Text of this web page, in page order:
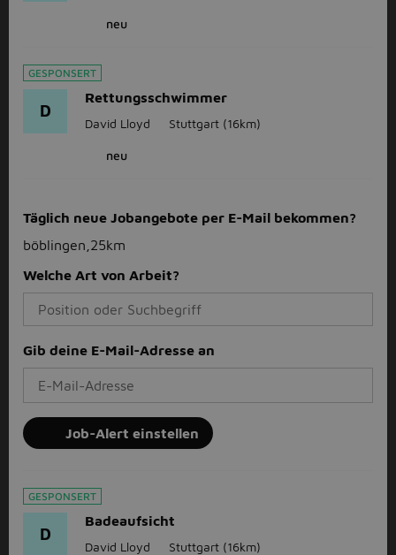
neu
GESPONSERT
D
Rettungsschwimmer
David Lloyd Stuttgart (16km)
neu
Täglich neue Jobangebote per E-Mail bekommen?
böblingen,25km
Welche Art von Arbeit?
Gib deine E-Mail-Adresse an
Job-Alert einstellen
GESPONSERT
D
Badeaufsicht
David Lloyd Stuttgart (16km)